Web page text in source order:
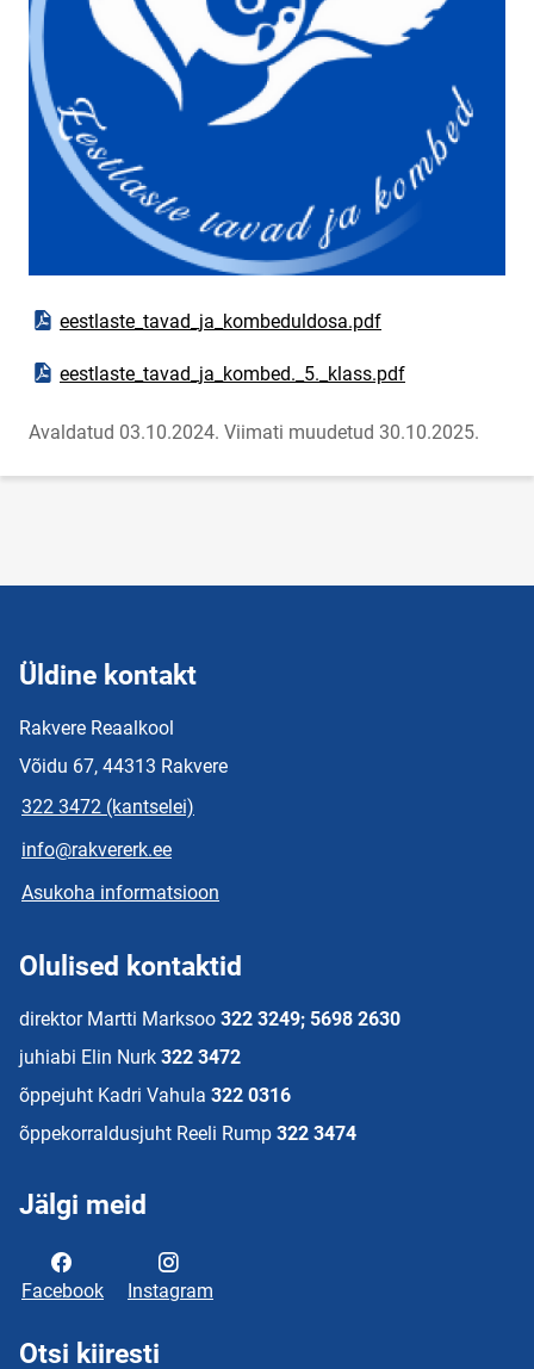
eestlaste_tavad_ja_kombeduldosa.pdf
Ava PDF-dokument
eestlaste_tavad_ja_kombed._5._klass.pdf
Ava PDF-dokument
Avaldatud 03.10.2024. Viimati muudetud 30.10.2025.
Üldine kontakt
Rakvere Reaalkool
Võidu 67, 44313 Rakvere
322 3472 (kantselei)
info@rakvererk.ee
Asukoha informatsioon
Olulised kontaktid
direktor Martti Marksoo 322 3249; 5698 2630
juhiabi Elin Nurk 322 3472
õppejuht Kadri Vahula 322 0316
õppekorraldusjuht Reeli Rump 322 3474
Jälgi meid
Facebook Instagram
Otsi kiiresti